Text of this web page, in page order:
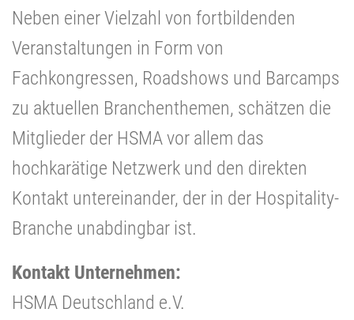
Neben einer Vielzahl von fortbildenden
Veranstaltungen in Form von
Fachkongressen, Roadshows und Barcamps
zu aktuellen Branchenthemen, schätzen die
Mitglieder der HSMA vor allem das
hochkarätige Netzwerk und den direkten
Kontakt untereinander, der in der Hospitality-
Branche unabdingbar ist.
Kontakt Unternehmen:
HSMA Deutschland e.V.